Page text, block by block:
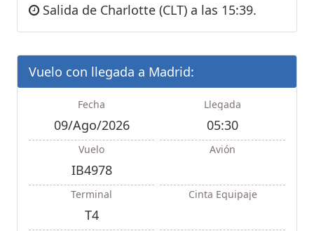
Salida de Charlotte (CLT) a las 15:39.
Vuelo con llegada a Madrid:
Fecha
09/Ago/2026
Llegada
05:30
Vuelo
IB4978
Avión
Terminal
T4
Cinta Equipaje